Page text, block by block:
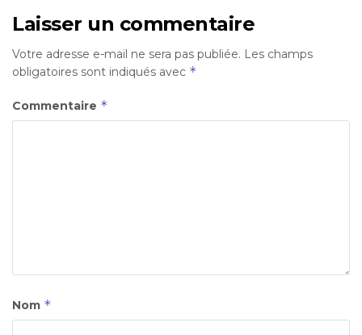
Laisser un commentaire
Votre adresse e-mail ne sera pas publiée. Les champs
obligatoires sont indiqués avec *
Commentaire *
Nom *